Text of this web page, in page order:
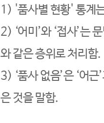
1) '품사별 현황' 통계
2) ‘어미’와 ‘접사’는
와 같은 층위로 처리함.
3) ‘품사 없음’은 ‘어
은 것을 말함.